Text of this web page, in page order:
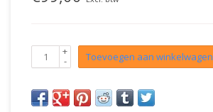
+
- Toevoegen aan winkelwagen